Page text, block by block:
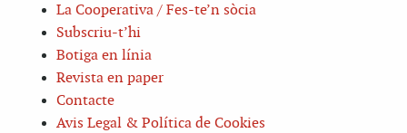
La Cooperativa / Fes-te’n sòcia
Subscriu-t’hi
Botiga en línia
Revista en paper
Contacte
Avis Legal & Política de Cookies